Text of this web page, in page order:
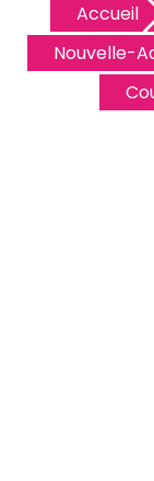
Accueil
Nouvelle-